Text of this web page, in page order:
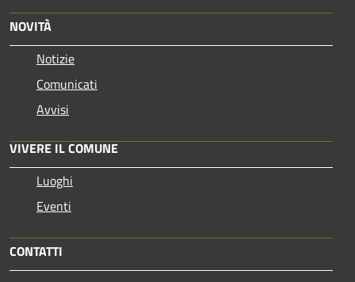
NOVITÀ
Notizie
Comunicati
Avvisi
VIVERE IL COMUNE
Luoghi
Eventi
CONTATTI